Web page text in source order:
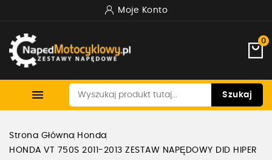
Moje Konto
0
 Szukaj
Strona Główna Honda
HONDA VT 750S 2011-2013 ZESTAW NAPĘDOWY DID HIPER